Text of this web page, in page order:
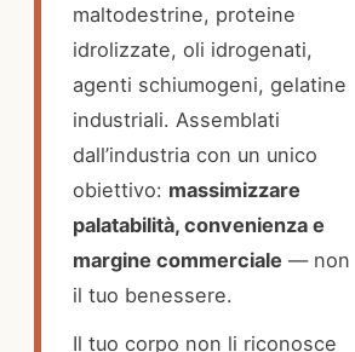
maltodestrine, proteine
idrolizzate, oli idrogenati,
agenti schiumogeni, gelatine
industriali. Assemblati
dall’industria con un unico
obiettivo: massimizzare
palatabilità, convenienza e
margine commerciale — non
il tuo benessere.
Il tuo corpo non li riconosce